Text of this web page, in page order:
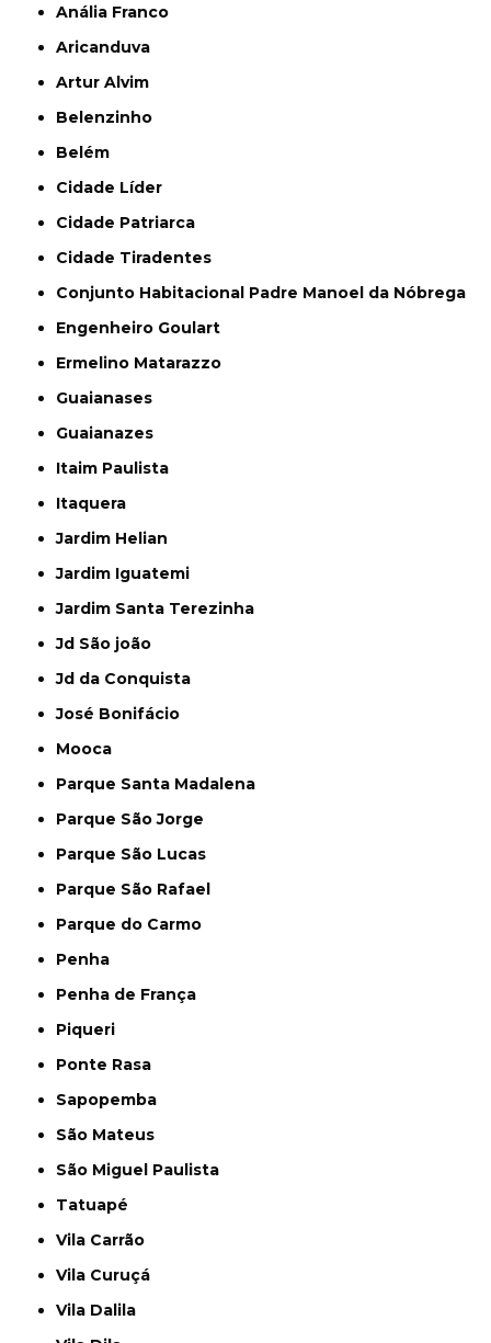
Anália Franco
Aricanduva
Artur Alvim
Belenzinho
Belém
Cidade Líder
Cidade Patriarca
Cidade Tiradentes
Conjunto Habitacional Padre Manoel da Nóbrega
Engenheiro Goulart
Ermelino Matarazzo
Guaianases
Guaianazes
Itaim Paulista
Itaquera
Jardim Helian
Jardim Iguatemi
Jardim Santa Terezinha
Jd São joão
Jd da Conquista
José Bonifácio
Mooca
Parque Santa Madalena
Parque São Jorge
Parque São Lucas
Parque São Rafael
Parque do Carmo
Penha
Penha de França
Piqueri
Ponte Rasa
Sapopemba
São Mateus
São Miguel Paulista
Tatuapé
Vila Carrão
Vila Curuçá
Vila Dalila